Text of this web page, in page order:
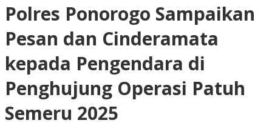
Polres Ponorogo Sampaikan
Pesan dan Cinderamata
kepada Pengendara di
Penghujung Operasi Patuh
Semeru 2025